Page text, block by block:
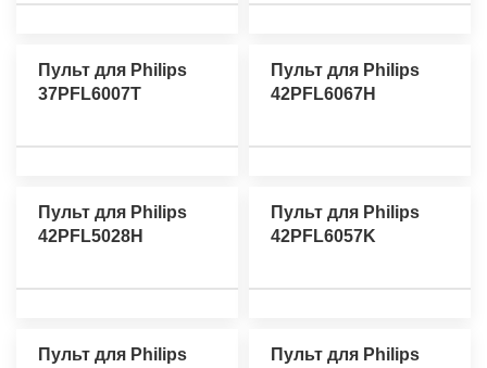
Пульт для Philips
37PFL6007T
Пульт для Philips
42PFL6067H
Пульт для Philips
42PFL5028H
Пульт для Philips
42PFL6057K
Пульт для Philips
Пульт для Philips